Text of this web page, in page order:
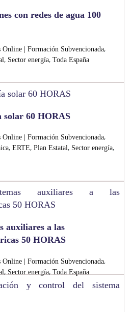
con redes de agua 100
Online | Formación Subvencionada,
, Sector energía, Toda España
solar 60 HORAS
Online | Formación Subvencionada,
, ERTE, Plan Estatal, Sector energía,
auxiliares a las
50 HORAS
Online | Formación Subvencionada,
, Sector energía, Toda España